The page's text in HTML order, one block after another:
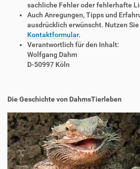
sachliche Fehler oder fehlerhafte
Auch Anregungen, Tipps und
ausdrücklich erwünscht. Nutzen
Kontaktformular.
Verantwortlich für den Inhalt:
Wolfgang Dahm
D-50997 Köln
Die Geschichte von DahmsTierleben